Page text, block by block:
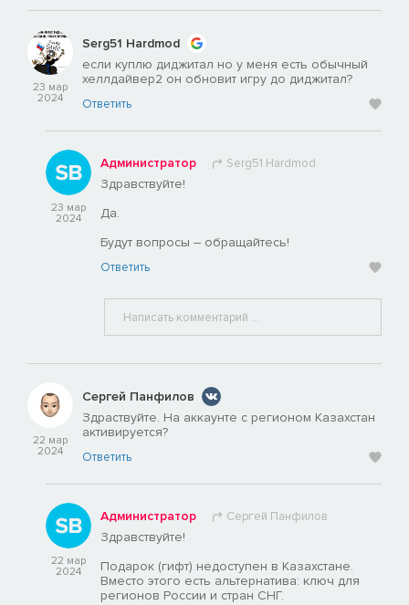
23 мар
2024
Serg51 Hardmod
если куплю диджитал но у меня есть обычный
хеллдайвер2 он обновит игру до диджитал?
Ответить
23 мар
2024
Администратор Serg51 Hardmod
Здравствуйте!
Да.
Будут вопросы – обращайтесь!
Ответить
22 мар
2024
Сергей Панфилов
Здраствуйте. На аккаунте с регионом Казахстан
активируется?
Ответить
22 мар
2024
Администратор Сергей Панфилов
Здравствуйте!
Подарок (гифт) недоступен в Казахстане.
Вместо этого есть альтернатива: ключ для
регионов России и стран СНГ.